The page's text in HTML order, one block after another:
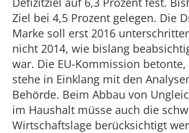
Ziel bei 4,5 Prozent gelegen. Die
Marke soll erst 2016
nicht 2014, wie bislang
war. Die EU-Kommission
stehe in Einklang mit den
Behörde. Beim Abbau von
im Haushalt müsse auch die
Wirtschaftslage berücksichtigt